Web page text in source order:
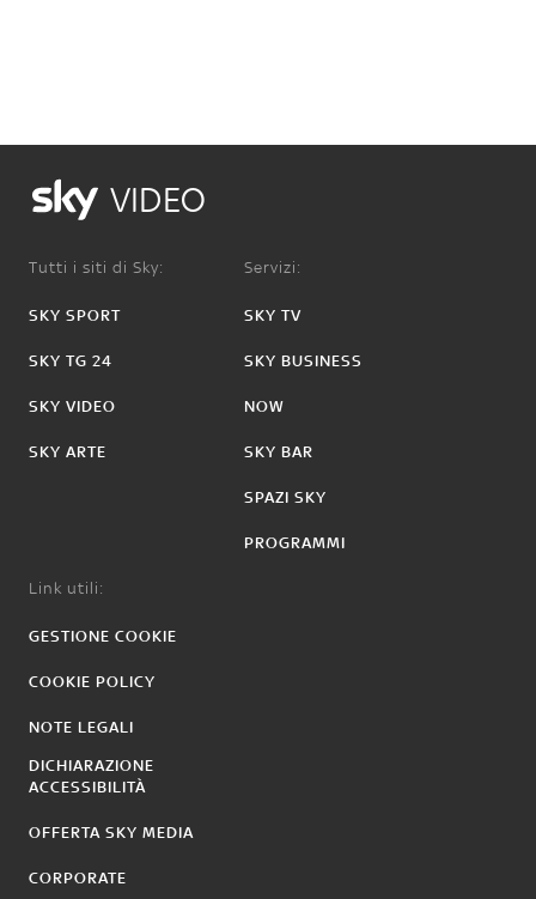
VIDEO
Tutti i siti di Sky:
SKY SPORT
SKY TG 24
SKY VIDEO
SKY ARTE
Servizi:
SKY TV
SKY BUSINESS
NOW
SKY BAR
SPAZI SKY
PROGRAMMI
Link utili:
GESTIONE COOKIE
COOKIE POLICY
NOTE LEGALI
DICHIARAZIONE
ACCESSIBILITÀ
OFFERTA SKY MEDIA
CORPORATE